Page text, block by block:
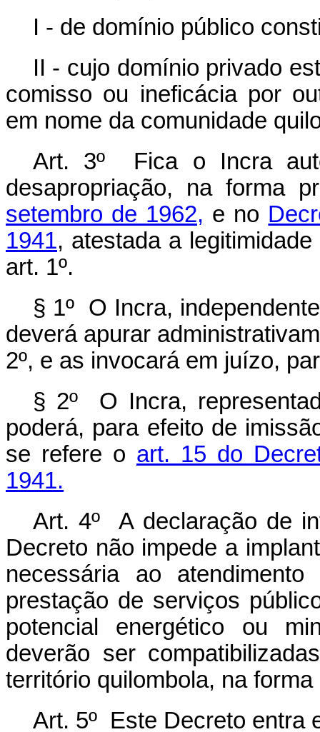
I - de domínio público
II - cujo domínio privado
comisso ou ineficácia por
em nome da comunidade
Art. 3º Fica o Incra
desapropriação, na forma
setembro de 1962, e no
1941, atestada a
art. 1º.
§ 1º O Incra,
deverá apurar
2º, e as invocará em juízo,
§ 2º O Incra,
poderá, para efeito de
se refere o art. 15 do
1941.
Art. 4º A declaração de
Decreto não impede a
necessária ao
prestação de serviços
potencial energético ou
deverão ser
território quilombola, na
Art. 5º Este Decreto entra